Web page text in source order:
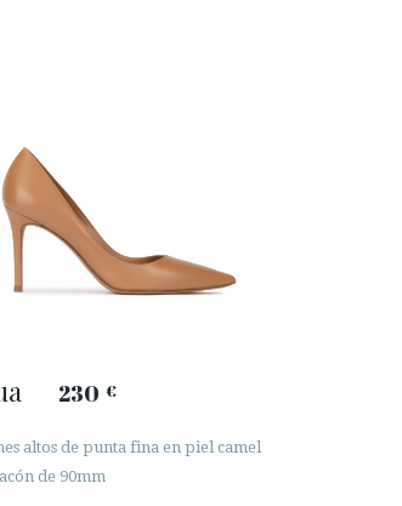
230 €
altos de punta fina en piel camel
de 90mm